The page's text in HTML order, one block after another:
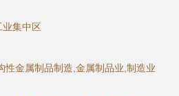
业集中区
性金属制品制造,金属制品业,制造业